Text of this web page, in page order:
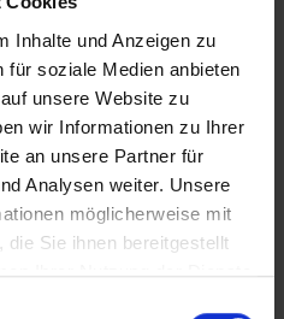
Inhalte und Anzeigen zu
für soziale Medien anbieten
unsere Website zu
wir Informationen zu Ihrer
an unsere Partner für
Analysen weiter. Unsere
möglicherweise mit
Sie ihnen bereitgestellt
Ihrer Nutzung der Dienste